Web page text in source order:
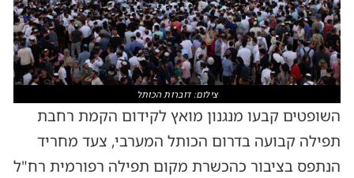
צילום: דוברות הכותל
השופטים קבעו מנגנון מואץ לקידום הקמת רחבת
תפילה קבועה בדרום הכותל המערבי, צעד מחריד
הנתפס בציבור כהכשרת מקום תפילה רפורמית רח"ל